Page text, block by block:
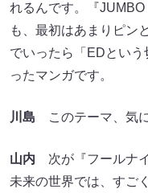
れるんです。『
も、最初はあまりピン
でいったら「EDとい
ったマンガです。
川島 このテーマ、気
山内 次が『フールナ
未来の世界では、すご